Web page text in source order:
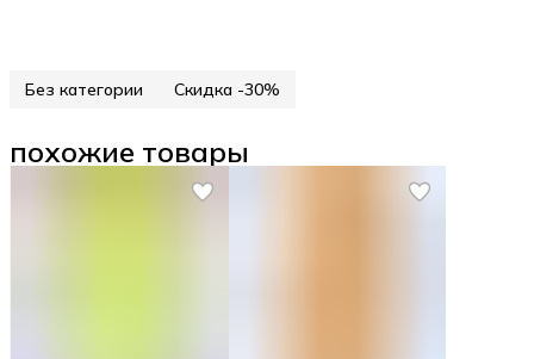
Без категории Скидка -30%
похожие товары